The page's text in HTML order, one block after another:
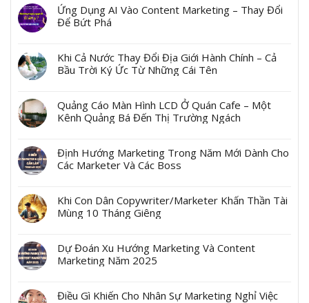
Ứng Dụng AI Vào Content Marketing – Thay Đổi
Để Bứt Phá
Khi Cả Nước Thay Đổi Địa Giới Hành Chính – Cả
Bầu Trời Ký Ức Từ Những Cái Tên
Quảng Cáo Màn Hình LCD Ở Quán Cafe – Một
Kênh Quảng Bá Đến Thị Trường Ngách
Định Hướng Marketing Trong Năm Mới Dành Cho
Các Marketer Và Các Boss
Khi Con Dân Copywriter/Marketer Khấn Thần Tài
Mùng 10 Tháng Giêng
Dự Đoán Xu Hướng Marketing Và Content
Marketing Năm 2025
Điều Gì Khiến Cho Nhân Sự Marketing Nghỉ Việc